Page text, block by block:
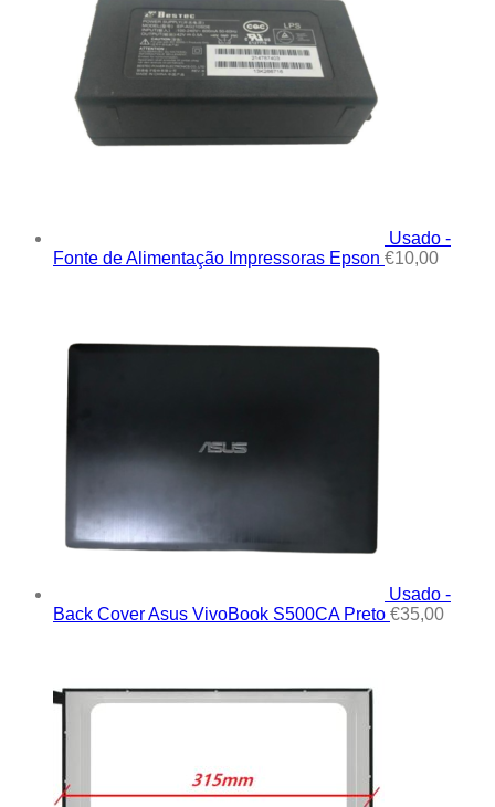
Usado -
Fonte de Alimentação Impressoras Epson €10,00
Usado -
Back Cover Asus VivoBook S500CA Preto €35,00